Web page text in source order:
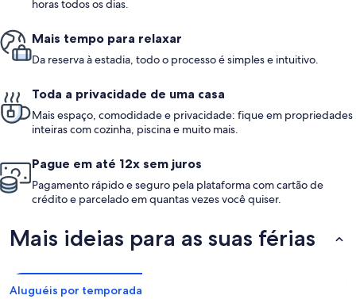
horas todos os dias.
Mais tempo para relaxar
Da reserva à estadia, todo o processo é simples e intuitivo.
Toda a privacidade de uma casa
Mais espaço, comodidade e privacidade: fique em propriedades
inteiras com cozinha, piscina e muito mais.
Pague em até 12x sem juros
Pagamento rápido e seguro pela plataforma com cartão de
crédito e parcelado em quantas vezes você quiser.
Mais ideias para as suas férias
Aluguéis por temporada